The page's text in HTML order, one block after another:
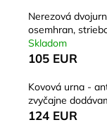
Nerezová
osemhran,
Skladom
105 EUR
Kovová urna -
zvyčajne
124 EUR